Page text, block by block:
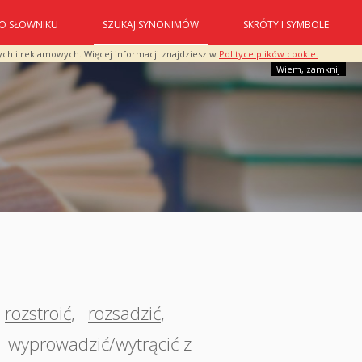
i reklamowych. Więcej informacji znajdziesz w Polityce plików cookie.
Wiem, zamknij
O SŁOWNIKU SZUKAJ SYNONIMÓW SKRÓTY I SYMBOLE
rozstroić, rozsadzić,
wyprowadzić/wytrącić z